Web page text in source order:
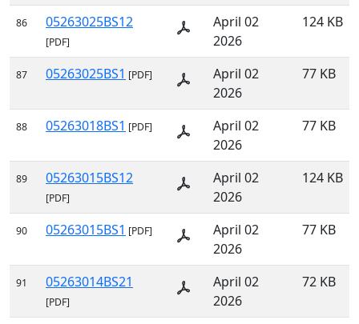
86 05263025BS12
[PDF]
April 02
2026
124 KB
87 05263025BS1 [PDF]
April 02
2026
77 KB
88 05263018BS1 [PDF]
April 02
2026
77 KB
89 05263015BS12
[PDF]
April 02
2026
124 KB
90 05263015BS1 [PDF]
April 02
2026
77 KB
91 05263014BS21
[PDF]
April 02
2026
72 KB